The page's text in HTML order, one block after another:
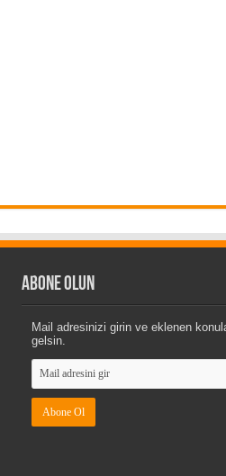
Abone Olun
Mail adresinizi girin ve eklenen
gelsin.